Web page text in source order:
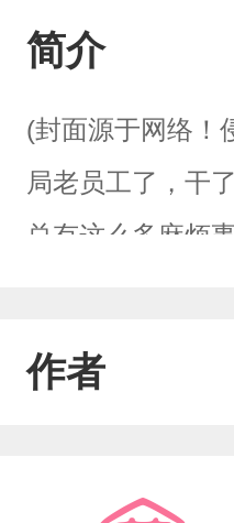
简介
(封面源于网络！
局老员工了，干
总有这么多麻烦
你粉丝！啊啊啊
容:谢邀，我只
作者